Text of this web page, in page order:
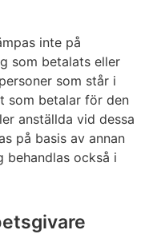
inte på
som betalats eller
som står i
som betalar för den
anställda vid dessa
på basis av annan
behandlas också i